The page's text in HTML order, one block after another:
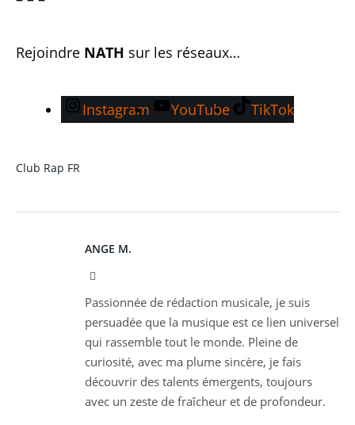
Rejoindre NATH sur les réseaux…
Instagram YouTube TikTok
Club Rap FR
ANGE M.
Passionnée de rédaction musicale, je suis
persuadée que la musique est ce lien universel
qui rassemble tout le monde. Pleine de
curiosité, avec ma plume sincère, je fais
découvrir des talents émergents, toujours
avec un zeste de fraîcheur et de profondeur.